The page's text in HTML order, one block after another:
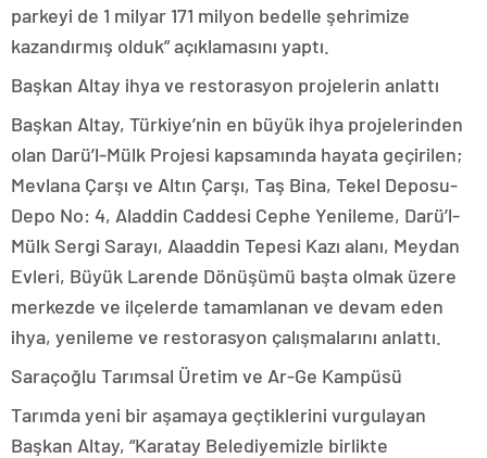
parkeyi de 1 milyar 171 milyon bedelle şehrimize
kazandırmış olduk” açıklamasını yaptı.
Başkan Altay ihya ve restorasyon projelerin anlattı
Başkan Altay, Türkiye’nin en büyük ihya projelerinden
olan Darü’l-Mülk Projesi kapsamında hayata geçirilen;
Mevlana Çarşı ve Altın Çarşı, Taş Bina, Tekel Deposu-
Depo No: 4, Aladdin Caddesi Cephe Yenileme, Darü’l-
Mülk Sergi Sarayı, Alaaddin Tepesi Kazı alanı, Meydan
Evleri, Büyük Larende Dönüşümü başta olmak üzere
merkezde ve ilçelerde tamamlanan ve devam eden
ihya, yenileme ve restorasyon çalışmalarını anlattı.
Saraçoğlu Tarımsal Üretim ve Ar-Ge Kampüsü
Tarımda yeni bir aşamaya geçtiklerini vurgulayan
Başkan Altay, “Karatay Belediyemizle birlikte